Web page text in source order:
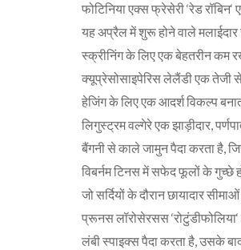
फोटिनिया एक्स फ्रेसेरी ‘रेड
यह अप्रैल में शुरू होने वाले
स्क्रीनिंग के लिए एक बेहतरीन कम
क्यूप्रेसोसाइपेरिस लेलैंडी एक तेजी
हेजिंग के लिए एक आदर्श विकल्प
लिगुस्ट्रम वल्गेरे एक झाड़ीदार,
बैंगनी से काले जामुन पैदा करता है,
विबर्नम टिनस में सफेद फूलों के
जो सर्दियों के दौरान छायादार
प्रूनस लॉरोसेरसस
लंबी स्पाइक्स पैदा करता है, उसके